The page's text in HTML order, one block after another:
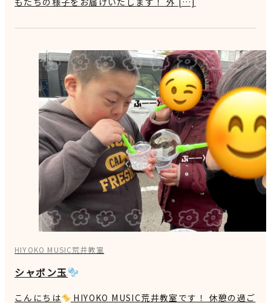
HIYOKO MUSIC荒井教室
シャボン玉
こんにちは
HIYOKO MUSIC荒井教室です！ 休憩の過ご